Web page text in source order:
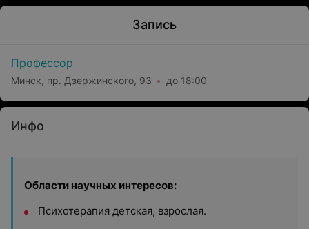
Запись
Профессор
Минск, пр. Дзержинского, 93 до 18:00
Инфо
Области научных интересов:
Психотерапия детская, взрослая.